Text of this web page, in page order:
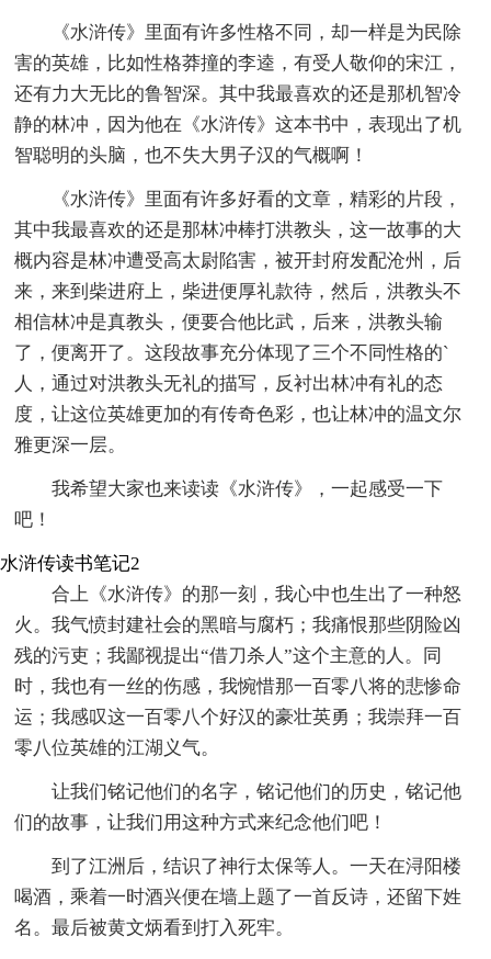
《水浒传》里面有许多性格不同，却一样是为民除
害的英雄，比如性格莽撞的李逵，有受人敬仰的宋江，
还有力大无比的鲁智深。其中我最喜欢的还是那机智冷
静的林冲，因为他在《水浒传》这本书中，表现出了机
智聪明的头脑，也不失大男子汉的气概啊！
《水浒传》里面有许多好看的文章，精彩的片段，
其中我最喜欢的还是那林冲棒打洪教头，这一故事的大
概内容是林冲遭受高太尉陷害，被开封府发配沧州，后
来，来到柴进府上，柴进便厚礼款待，然后，洪教头不
相信林冲是真教头，便要合他比武，后来，洪教头输
了，便离开了。这段故事充分体现了三个不同性格的`
人，通过对洪教头无礼的描写，反衬出林冲有礼的态
度，让这位英雄更加的有传奇色彩，也让林冲的温文尔
雅更深一层。
我希望大家也来读读《水浒传》，一起感受一下
吧！
水浒传读书笔记2
合上《水浒传》的那一刻，我心中也生出了一种怒
火。我气愤封建社会的黑暗与腐朽；我痛恨那些阴险凶
残的污吏；我鄙视提出“借刀杀人”这个主意的人。同
时，我也有一丝的伤感，我惋惜那一百零八将的悲惨命
运；我感叹这一百零八个好汉的豪壮英勇；我崇拜一百
零八位英雄的江湖义气。
让我们铭记他们的名字，铭记他们的历史，铭记他
们的故事，让我们用这种方式来纪念他们吧！
到了江洲后，结识了神行太保等人。一天在浔阳楼
喝酒，乘着一时酒兴便在墙上题了一首反诗，还留下姓
名。最后被黄文炳看到打入死牢。